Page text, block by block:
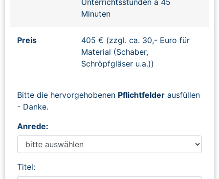
Minuten
Preis
405 € (zzgl. ca. 30,- Euro für
Material (Schaber,
Schröpfgläser u.a.))
Bitte die hervorgehobenen Pflichtfelder ausfüllen
- Danke.
Anrede:
Titel: